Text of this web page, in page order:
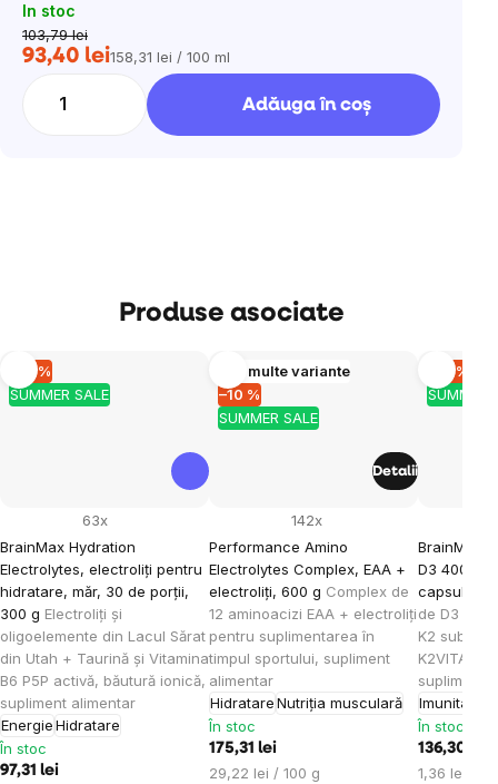
In stoc
103,79 lei
93,40 leiEvaluare
158,31 lei / 100 ml
Adăuga în coş
Produse asociate
SUMMER SALE
–10 %
BrainMax Hydration
Electrolytes, electroliți pentru
hidratare, măr, 30 de porții,
300 g Electroliți și
oligoelemente din Lacul Sărat
din Utah + Taurină și Vitamina
B6 P5P activă, băutură ionică,
supliment alimentar
EnergieHidratare
63x
În stoc
97,31 lei
SUMMER SALE
–10 %
Mai multe variante
Performance Amino
Electrolytes Complex, EAA +
electroliți, 600 g Complex de
12 aminoacizi EAA + electroliți
pentru suplimentarea în
timpul sportului, supliment
alimentar
HidratareNutriția musculară
142x
În stoc
175,31 lei
Evaluare
29,22 lei / 100 g
Detalii
SUMMER
–10 %
BrainMax
D3 4000
capsule
de D3 și
K2 sub
supliment
Imunitate
În stoc
136,30 lei
Evaluare
1,36 lei / 1